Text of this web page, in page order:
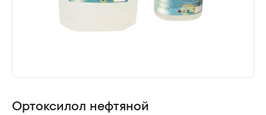
Ортоксилол нефтяной